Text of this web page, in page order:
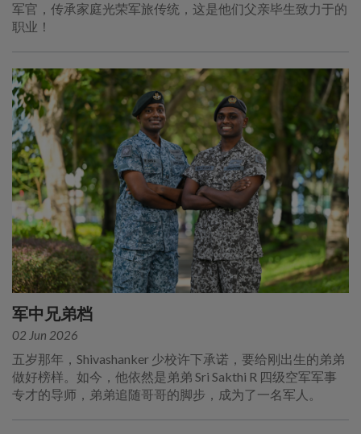
军官，传承家庭光荣军旅传统，这是他们父亲毕生致力于的
职业！
军中兄弟档
02 Jun 2026
五岁那年，Shivashanker 少校许下承诺，要给刚出生的弟弟
做好榜样。如今，他依然是弟弟 Sri Sakthi R 四级空军军事
专才的导师，弟弟追随哥哥的脚步，成为了一名军人。